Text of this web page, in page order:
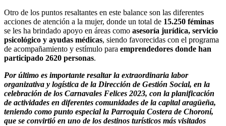
Otro de los puntos resaltantes en este balance son las diferentes
acciones de atención a la mujer, donde un total de 15.250 féminas
se les ha brindado apoyo en áreas como asesoría jurídica, servicio
psicológico y ayudas médicas, siendo favorecidas con el programa
de acompañamiento y estímulo para emprendedores donde han
participado 2620 personas.
Por último es importante resaltar la extraordinaria labor
organizativa y logística de la Dirección de Gestión Social, en la
celebración de los Carnavales Felices 2023, con la planificación
de actividades en diferentes comunidades de la capital aragüeña,
teniendo como punto especial la Parroquia Costera de Choroní,
que se convirtió en uno de los destinos turísticos más visitados